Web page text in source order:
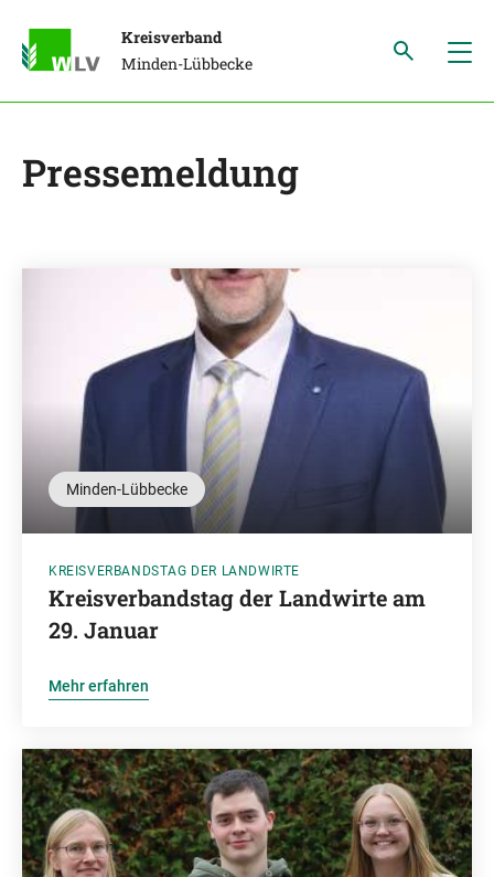
Kreisverband
Minden-Lübbecke
Pressemeldung
Minden-Lübbecke
KREISVERBANDSTAG DER LANDWIRTE
Kreisverbandstag der Landwirte am
29. Januar
Mehr erfahren